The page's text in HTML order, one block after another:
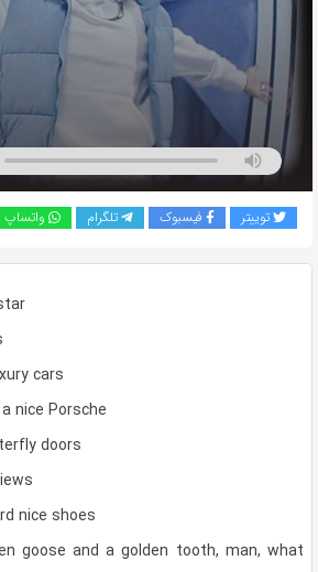
بگذارید.
کپی
لینک
توییتر فیسبوک تلگرام واتساپ
cars
nice Porsche
doors
nice shoes
goose and a golden tooth, man, what